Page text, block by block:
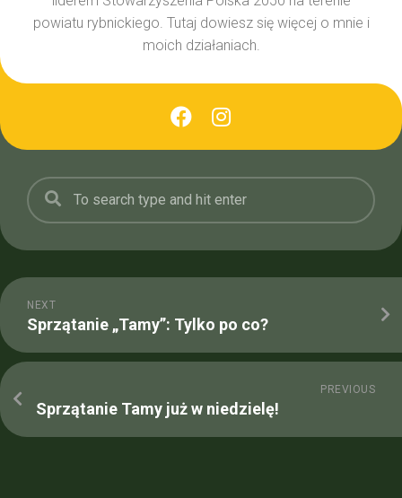
powiatu rybnickiego. Tutaj dowiesz się więcej o mnie i
moich działaniach.
NEXT
Sprzątanie „Tamy”: Tylko po co?
PREVIOUS
Sprzątanie Tamy już w niedzielę!